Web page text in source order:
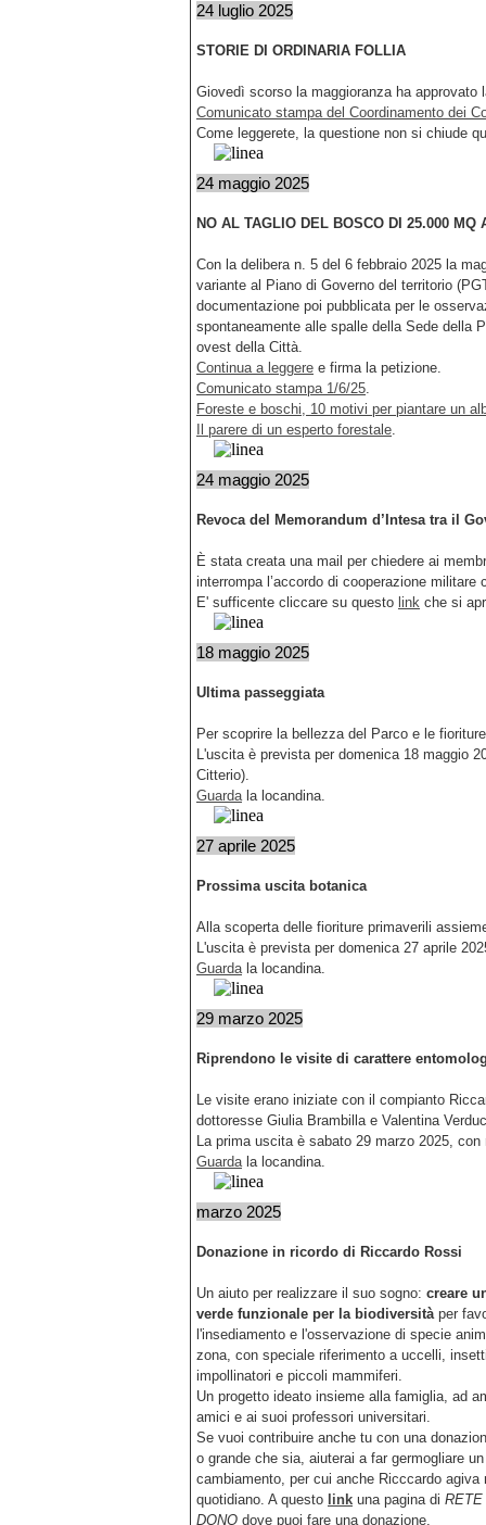
24 luglio 2025
STORIE DI ORDINARIA FOLLIA
Giovedì scorso la maggioranza ha
Comunicato stampa del Coordinamento dei
Come leggerete, la questione non si chiude
24 maggio 2025
NO AL TAGLIO DEL BOSCO DI 25.000
Con la delibera n. 5 del 6 febbraio 2025 la
variante al Piano di Governo del territorio
documentazione poi pubblicata per le
spontaneamente alle spalle della Sede della
ovest della Città.
Continua a leggere e firma la petizione.
Comunicato stampa 1/6/25.
Foreste e boschi, 10 motivi per piantare un
Il parere di un esperto forestale.
24 maggio 2025
Revoca del Memorandum d’Intesa tra il
È stata creata una mail per chiedere ai
interrompa l’accordo di cooperazione
E' sufficente cliccare su questo link che si
18 maggio 2025
Ultima passeggiata
Per scoprire la bellezza del Parco e le
L'uscita è prevista per domenica 18 maggio
Citterio).
Guardala locandina.
27 aprile 2025
Prossima uscita botanica
Alla scoperta delle fioriture primaverili
L'uscita è prevista per domenica 27 aprile
Guardala locandina.
29 marzo 2025
Riprendono le visite di carattere
Le visite erano iniziate con il compianto
dottoresse Giulia Brambilla e Valentina
La prima uscita è sabato 29 marzo 2025,
Guardala locandina.
marzo 2025
Donazione in ricordo di Riccardo Rossi
Un aiuto per realizzare il suo sogno: creare
verde funzionale per la biodiversitàper
l'insediamento e l'osservazione di specie
zona, con speciale riferimento a uccelli,
impollinatori e piccoli mammiferi.
Un progetto ideato insieme alla famiglia, ad
amici e ai suoi professori universitari.
Se vuoi contribuire anche tu con una
o grande che sia, aiuterai a far germogliare
cambiamento, per cui anche Ricccardo agiva
quotidiano. A questo link una pagina di RETE
DONO dove puoi fare una donazione.